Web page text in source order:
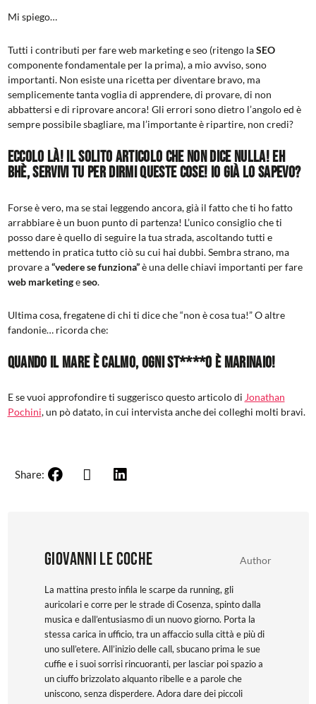
Mi spiego…
Tutti i contributi per fare web marketing e seo (ritengo laSEO
componente fondamentale per la prima), a mio avviso, sono
importanti. Non esiste una ricetta per diventare bravo, ma
semplicemente tanta voglia di apprendere, di provare, di non
abbattersi e di riprovare ancora! Gli errori sono dietro l’angolo ed è
sempre possibile sbagliare, ma l’importante è ripartire, non credi?
Eccolo là! Il solito articolo che non dice nulla! Eh
bhè, servivi tu per dirmi queste cose! Io già lo sapevo?
Forse è vero, ma se stai leggendo ancora, già il fatto che ti ho fatto
arrabbiare è un buon punto di partenza! L’unico consiglio che ti
posso dare è quello di seguire la tua strada, ascoltando tutti e
mettendo in pratica tutto ciò su cui hai dubbi. Sembra strano, ma
provare a“vedere se funziona”è una delle chiavi importanti per fare
web marketingeseo.
Ultima cosa, fregatene di chi ti dice che “non è cosa tua!” O altre
fandonie… ricorda che:
Quando il mare è calmo, ogni st****o è marinaio!
E se vuoi approfondire ti suggerisco questo articolo di Jonathan
Pochini, un pò datato, in cui intervista anche dei colleghi molti bravi.
Share:
Giovanni Le Coche Author
La mattina presto infila le scarpe da running, gli
auricolari e corre per le strade di Cosenza, spinto dalla
musica e dall’entusiasmo di un nuovo giorno. Porta la
stessa carica in ufficio, tra un affaccio sulla città e più di
uno sull’etere. All’inizio delle call, sbucano prima le sue
cuffie e i suoi sorrisi rincuoranti, per lasciar poi spazio a
un ciuffo brizzolato alquanto ribelle e a parole che
uniscono, senza disperdere. Adora dare dei piccoli